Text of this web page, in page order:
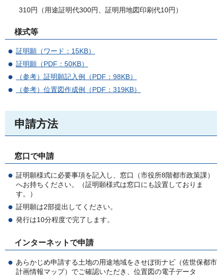
310円（用途証明代300円、証明用地図印刷代10円）
様式等
証明願（ワード：15KB）
証明願（PDF：50KB）
（参考）証明願記入例（PDF：98KB）
（参考）位置図作成例（PDF：319KB）
申請方法
窓口で申請
証明願様式に必要事項を記入し、窓口（市役所8階都市政策課）
へお持ちください。（証明願様式は窓口にも設置しておりま
す。）
証明願は2部提出してください。
発行は10分程度で完了します。
インターネットで申請
あらかじめ申請する土地の用途地域をさせぼ街ナビ（佐世保都市
計画情報マップ）でご確認いただき、位置図の電子データ